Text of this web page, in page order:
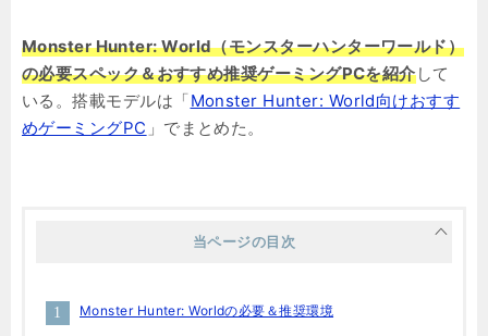
Monster Hunter: World（モンスターハンターワールド）
の必要スペック＆おすすめ推奨ゲーミングPCを紹介して
いる。搭載モデルは「Monster Hunter: World向けおすす
めゲーミングPC 」でまとめた。
当ページの目次
Monster Hunter: Worldの必要＆推奨環境